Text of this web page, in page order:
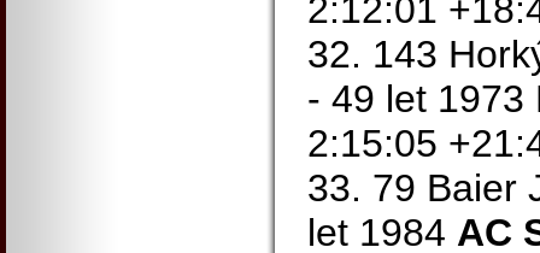
2:12:01
32. 143
- 49 let 1973
2:15:05
33. 79 Baier
let 1984 AC